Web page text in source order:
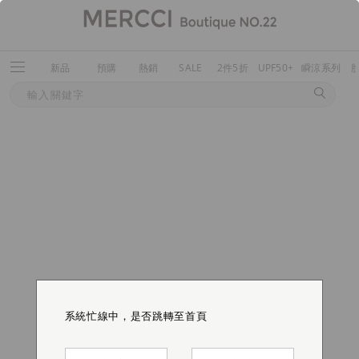
新品 預購 熱銷 SALE 2件5折 UPF50+ 瞬涼系列
系統忙線中，是否跳轉至首頁
系統忙線中，是否跳轉至首頁
系統忙線中，是否跳轉至首頁
系統忙線中，是否跳轉至首頁
系統忙線中，是否跳轉至首頁